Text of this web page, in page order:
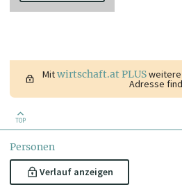
Mitwirtschaft.at PLUSweitere
Adresse
TOP
Personen
Verlauf anzeigen